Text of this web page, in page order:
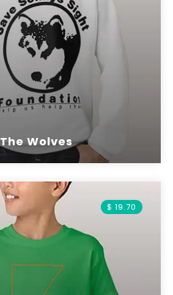
The Wolves
$ 19.70